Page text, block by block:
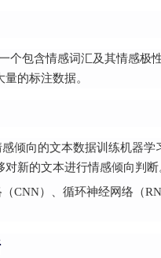
一个包含情感词汇及其情感
的标注数据。
感倾向的文本数据训练机器
对新的文本进行情感倾向判断
（CNN）、循环神经网络（